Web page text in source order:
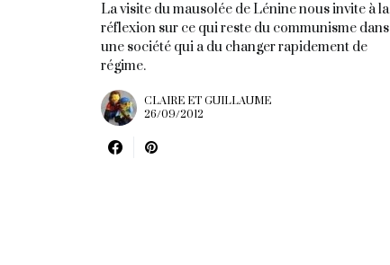
La visite du mausolée de Lénine nous invite à la
réflexion sur ce qui reste du communisme dans
une société qui a du changer rapidement de
régime.
CLAIRE ET GUILLAUME
26/09/2012